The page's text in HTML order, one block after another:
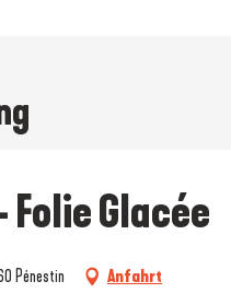
Glacée
Pénestin Anfahrt